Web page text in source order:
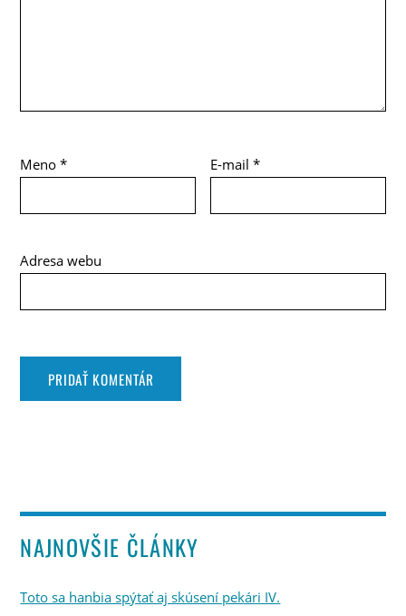
Meno* E-mail*
Adresa webu
NAJNOVŠIE ČLÁNKY
Toto sa hanbia spýtať aj skúsení pekári IV.